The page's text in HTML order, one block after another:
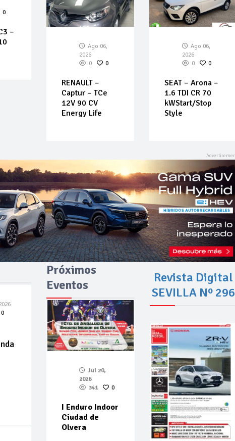
0
–
Ago 06,
2026
0
0
RENAULT –
Captur – TCe
12V 90 CV
Energy Life
Ago 06,
2026
0
0
SEAT – Arona –
1.6 TDI CR 70
kWStart/Stop
Style
0
Próximos
Eventos
Jul 20,
2026
341
0
I Enduro Indoor
Ciudad de
Olvera
Revista Digital
SEVILLA Nº 296